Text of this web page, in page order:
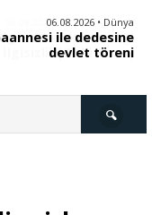
06.08.2026 • Dünya
ile dedesine
devlet töreni